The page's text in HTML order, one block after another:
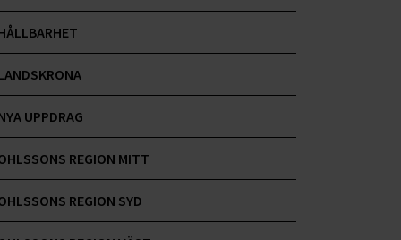
UPPDRAG
REGION MITT
REGION SYD